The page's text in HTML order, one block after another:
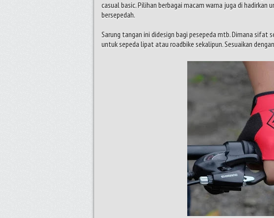
casual basic. Pilihan berbagai macam warna juga di
bersepedah.
Sarung tangan ini didesign bagi pesepeda mtb. Dimana sifat
untuk sepeda lipat atau roadbike sekalipun. Sesuaikan